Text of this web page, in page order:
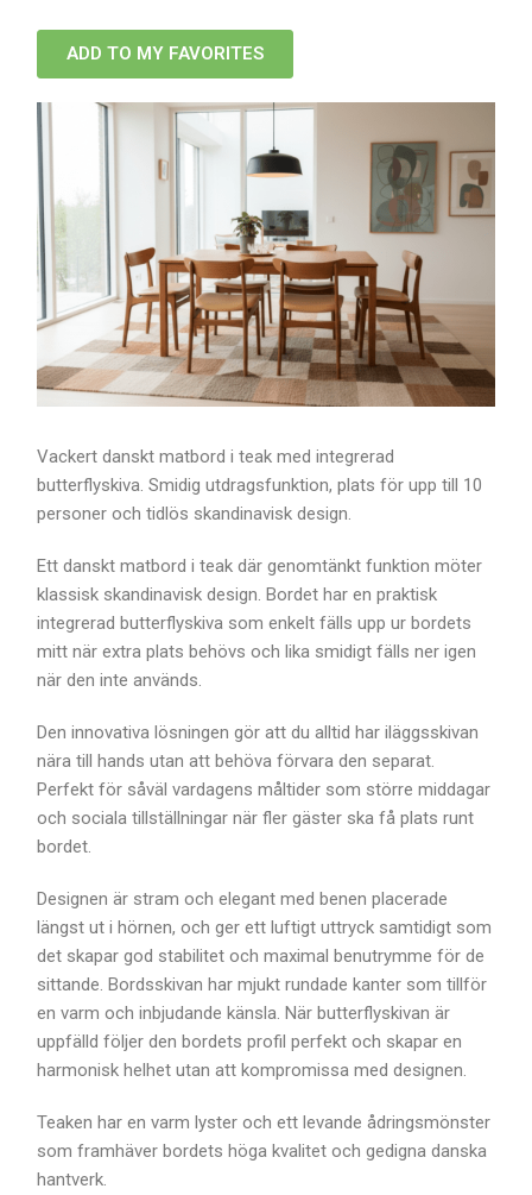
ADD TO MY FAVORITES
Vackert danskt matbord i teak med integrerad
butterflyskiva. Smidig utdragsfunktion, plats för upp till 10
personer och tidlös skandinavisk design.
Ett danskt matbord i teak där genomtänkt funktion möter
klassisk skandinavisk design. Bordet har en praktisk
integrerad butterflyskiva som enkelt fälls upp ur bordets
mitt när extra plats behövs och lika smidigt fälls ner igen
när den inte används.
Den innovativa lösningen gör att du alltid har iläggsskivan
nära till hands utan att behöva förvara den separat.
Perfekt för såväl vardagens måltider som större middagar
och sociala tillställningar när fler gäster ska få plats runt
bordet.
Designen är stram och elegant med benen placerade
längst ut i hörnen, och ger ett luftigt uttryck samtidigt som
det skapar god stabilitet och maximal benutrymme för de
sittande. Bordsskivan har mjukt rundade kanter som tillför
en varm och inbjudande känsla. När butterflyskivan är
uppfälld följer den bordets profil perfekt och skapar en
harmonisk helhet utan att kompromissa med designen.
Teaken har en varm lyster och ett levande ådringsmönster
som framhäver bordets höga kvalitet och gedigna danska
hantverk.